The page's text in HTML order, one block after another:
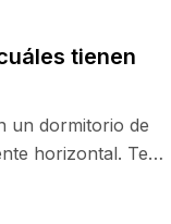
tienen
un dormitorio de
horizontal. Te